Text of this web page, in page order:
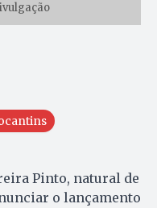
Pinto, natural de
o lançamento